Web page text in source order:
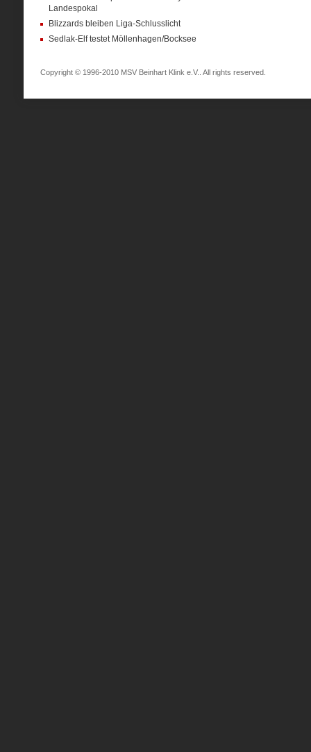
Landespokal
Blizzards bleiben Liga-Schlusslicht
Sedlak-Elf testet Möllenhagen/Bocksee
Copyright © 1996-2010 MSV Beinhart Klink e.V.. All rights reserved.